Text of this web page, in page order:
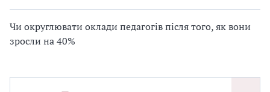
Чи округлювати оклади педагогів після того, як вони
зросли на 40%